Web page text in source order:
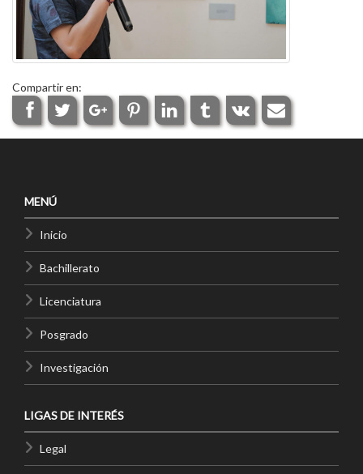
Compartir en:
MENÚ
Inicio
Bachillerato
Licenciatura
Posgrado
Investigación
LIGAS DE INTERÉS
Legal